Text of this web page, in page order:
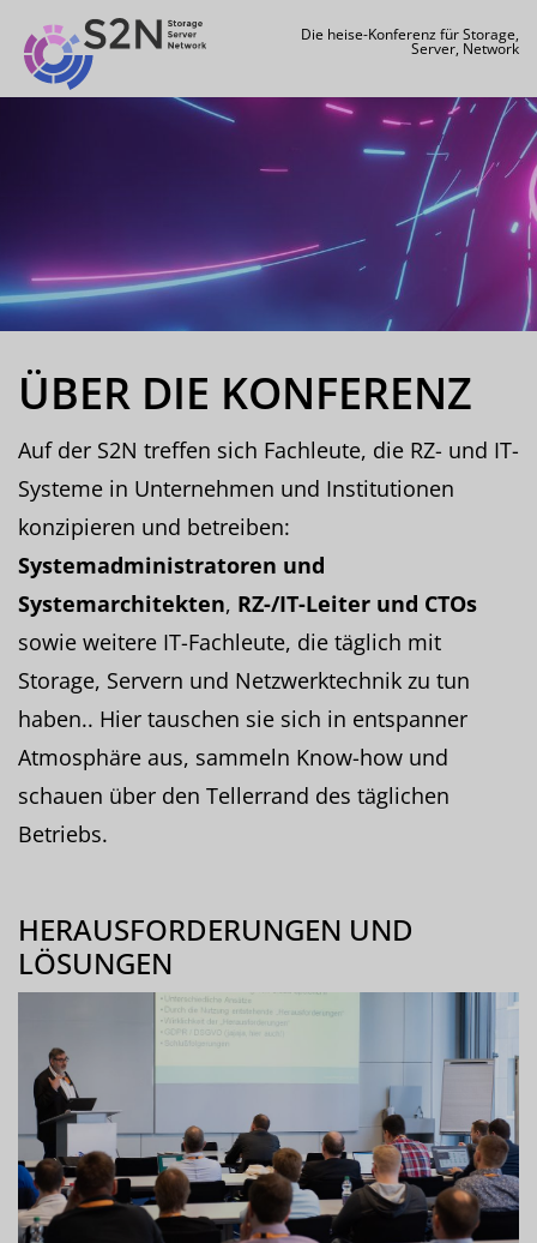
Die heise-Konferenz für Storage,
Server, Network
ÜBER DIE KONFERENZ
Auf der S2N treffen sich Fachleute, die RZ- und IT-
Systeme in Unternehmen und Institutionen
konzipieren und betreiben:
Systemadministratoren und
Systemarchitekten, RZ-/IT-Leiter und CTOs
sowie weitere IT-Fachleute, die täglich mit
Storage, Servern und Netzwerktechnik zu tun
haben.. Hier tauschen sie sich in entspanner
Atmosphäre aus, sammeln Know-how und
schauen über den Tellerrand des täglichen
Betriebs.
HERAUSFORDERUNGEN UND
LÖSUNGEN